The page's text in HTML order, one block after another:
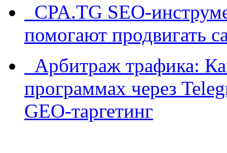
CPA.TG SEO-
помогают продвигать
Арбитраж трафика:
программах через
GEO-таргетинг